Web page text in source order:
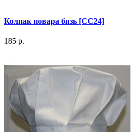
Колпак повара бязь [СС24]
185 р.